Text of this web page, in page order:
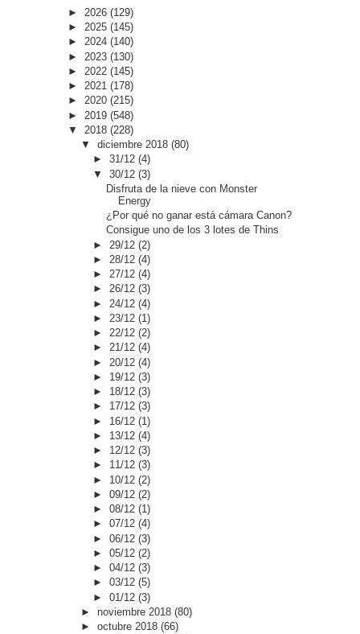
► 2026 (129)
► 2025 (145)
► 2024 (140)
► 2023 (130)
► 2022 (145)
► 2021 (178)
► 2020 (215)
► 2019 (548)
▼ 2018 (228)
▼ diciembre 2018 (80)
►31/12(4)
▼30/12(3)
Disfruta de la nieve con Monster
Energy
¿Por qué no ganar está cámara Canon?
Consigue uno de los 3 lotes de Thins
► 29/12(2)
► 28/12(4)
►27/12(4)
►26/12(3)
► 24/12(4)
► 23/12(1)
►22/12(2)
►21/12(4)
► 20/12(4)
► 19/12(3)
► 18/12(3)
► 17/12(3)
► 16/12(1)
► 13/12(4)
► 12/12(3)
► 11/12(3)
► 10/12(2)
►09/12(2)
►08/12(1)
►07/12(4)
►06/12(3)
►05/12(2)
►04/12(3)
►03/12(5)
►01/12(3)
► noviembre 2018 (80)
► octubre 2018 (66)